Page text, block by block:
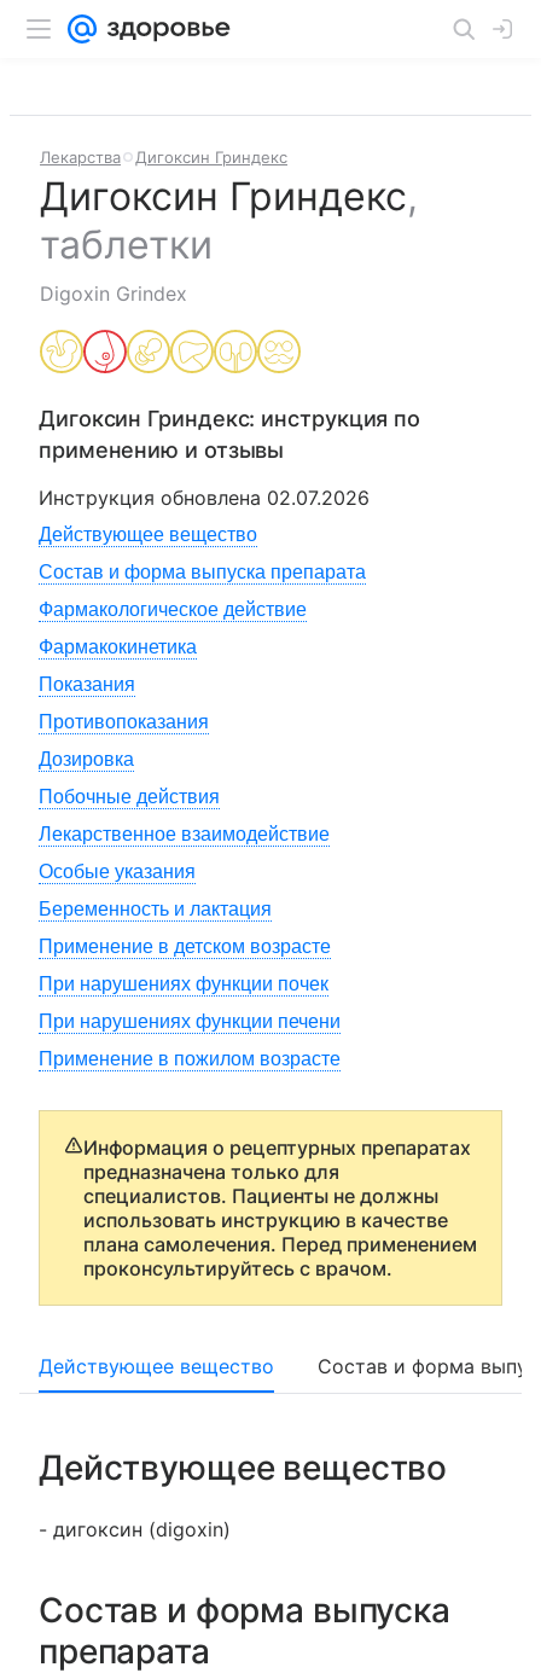
Лекарства Дигоксин Гриндекс
Дигоксин Гриндекс,
таблетки
Digoxin Grindex
Дигоксин Гриндекс: инструкция по
применению и отзывы
Инструкция обновлена 02.07.2026
Действующее вещество
Состав и форма выпуска препарата
Фармакологическое действие
Фармакокинетика
Показания
Противопоказания
Дозировка
Побочные действия
Лекарственное взаимодействие
Особые указания
Беременность и лактация
Применение в детском возрасте
При нарушениях функции почек
При нарушениях функции печени
Применение в пожилом возрасте
Информация о рецептурных препаратах
предназначена только для
специалистов. Пациенты не должны
использовать инструкцию в качестве
плана самолечения. Перед применением
проконсультируйтесь с врачом.
Действующее вещество Состав и форма
Действующее вещество
- дигоксин (digoxin)
Состав и форма выпуска
препарата